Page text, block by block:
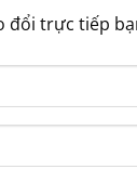
đổi trực tiếp